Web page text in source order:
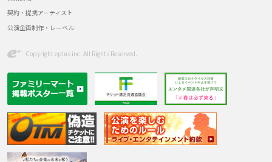
契約・提携アーティスト
公演企画制作・レーベル
Copyright eplus inc. All Rights Reserved.